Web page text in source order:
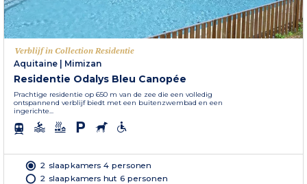
Verblijf in Collection Residentie
Aquitaine
Mimizan
Residentie Odalys Bleu Canopée
Prachtige residentie op 650 m van de zee die een volledig
ontspannend verblijf biedt met een buitenzwembad en een
ingerichte...
2 slaapkamers 4 personen
2 slaapkamers hut 6 personen